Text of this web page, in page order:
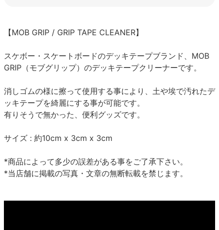
【MOB GRIP / GRIP TAPE CLEANER】
スケボー・スケートボードのデッキテープブランド、MOB
GRIP（モブグリップ）のデッキテープクリーナーです。
消しゴムの様に擦って使用する事により、土や埃で汚れたデ
ッキテープを綺麗にする事が可能です。
有りそうで無かった、便利グッズです。
サイズ : 約10cm x 3cm x 3cm
*商品によって多少の誤差がある事をご了承下さい。
*当店舗に掲載の写真・文章の無断転載を禁じます。